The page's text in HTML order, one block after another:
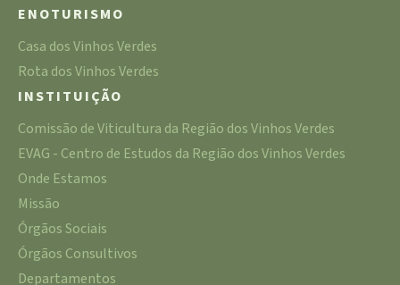
ENOTURISMO
Casa dos Vinhos Verdes
Rota dos Vinhos Verdes
INSTITUIÇÃO
Comissão de Viticultura da Região dos Vinhos Verdes
EVAG - Centro de Estudos da Região dos Vinhos Verdes
Onde Estamos
Missão
Órgãos Sociais
Órgãos Consultivos
Departamentos